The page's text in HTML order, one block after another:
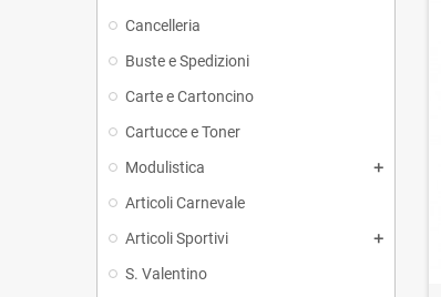
Cancelleria
Buste e Spedizioni
Carte e Cartoncino
Cartucce e Toner
Modulistica
Articoli Carnevale
Articoli Sportivi
S. Valentino